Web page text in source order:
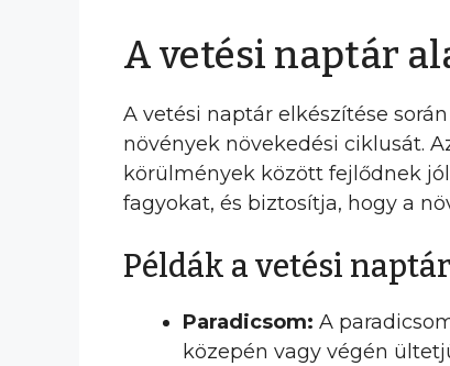
A vetési naptár
A vetési naptár elkészítése
növények növekedési ciklusát.
körülmények között fejlődnek
fagyokat, és biztosítja, hogy a
Példák a vetési
Paradicsom: A
közepén vagy végén